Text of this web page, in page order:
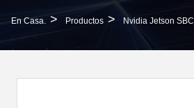
En Casa. > Productos > Nvidia Jetson SBC